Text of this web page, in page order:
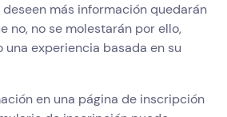
más información quedarán
no, no se molestarán por ello,
experiencia basada en su
en una página de inscripción